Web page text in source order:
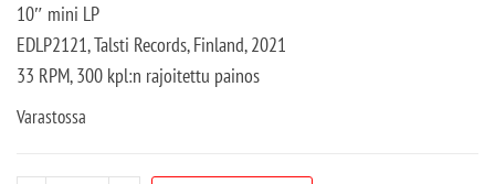
10″ mini LP
EDLP2121, Talsti Records, Finland, 2021
33 RPM, 300 kpl:n rajoitettu painos
Varastossa